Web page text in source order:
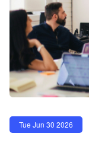
Tue Jun 30 2026